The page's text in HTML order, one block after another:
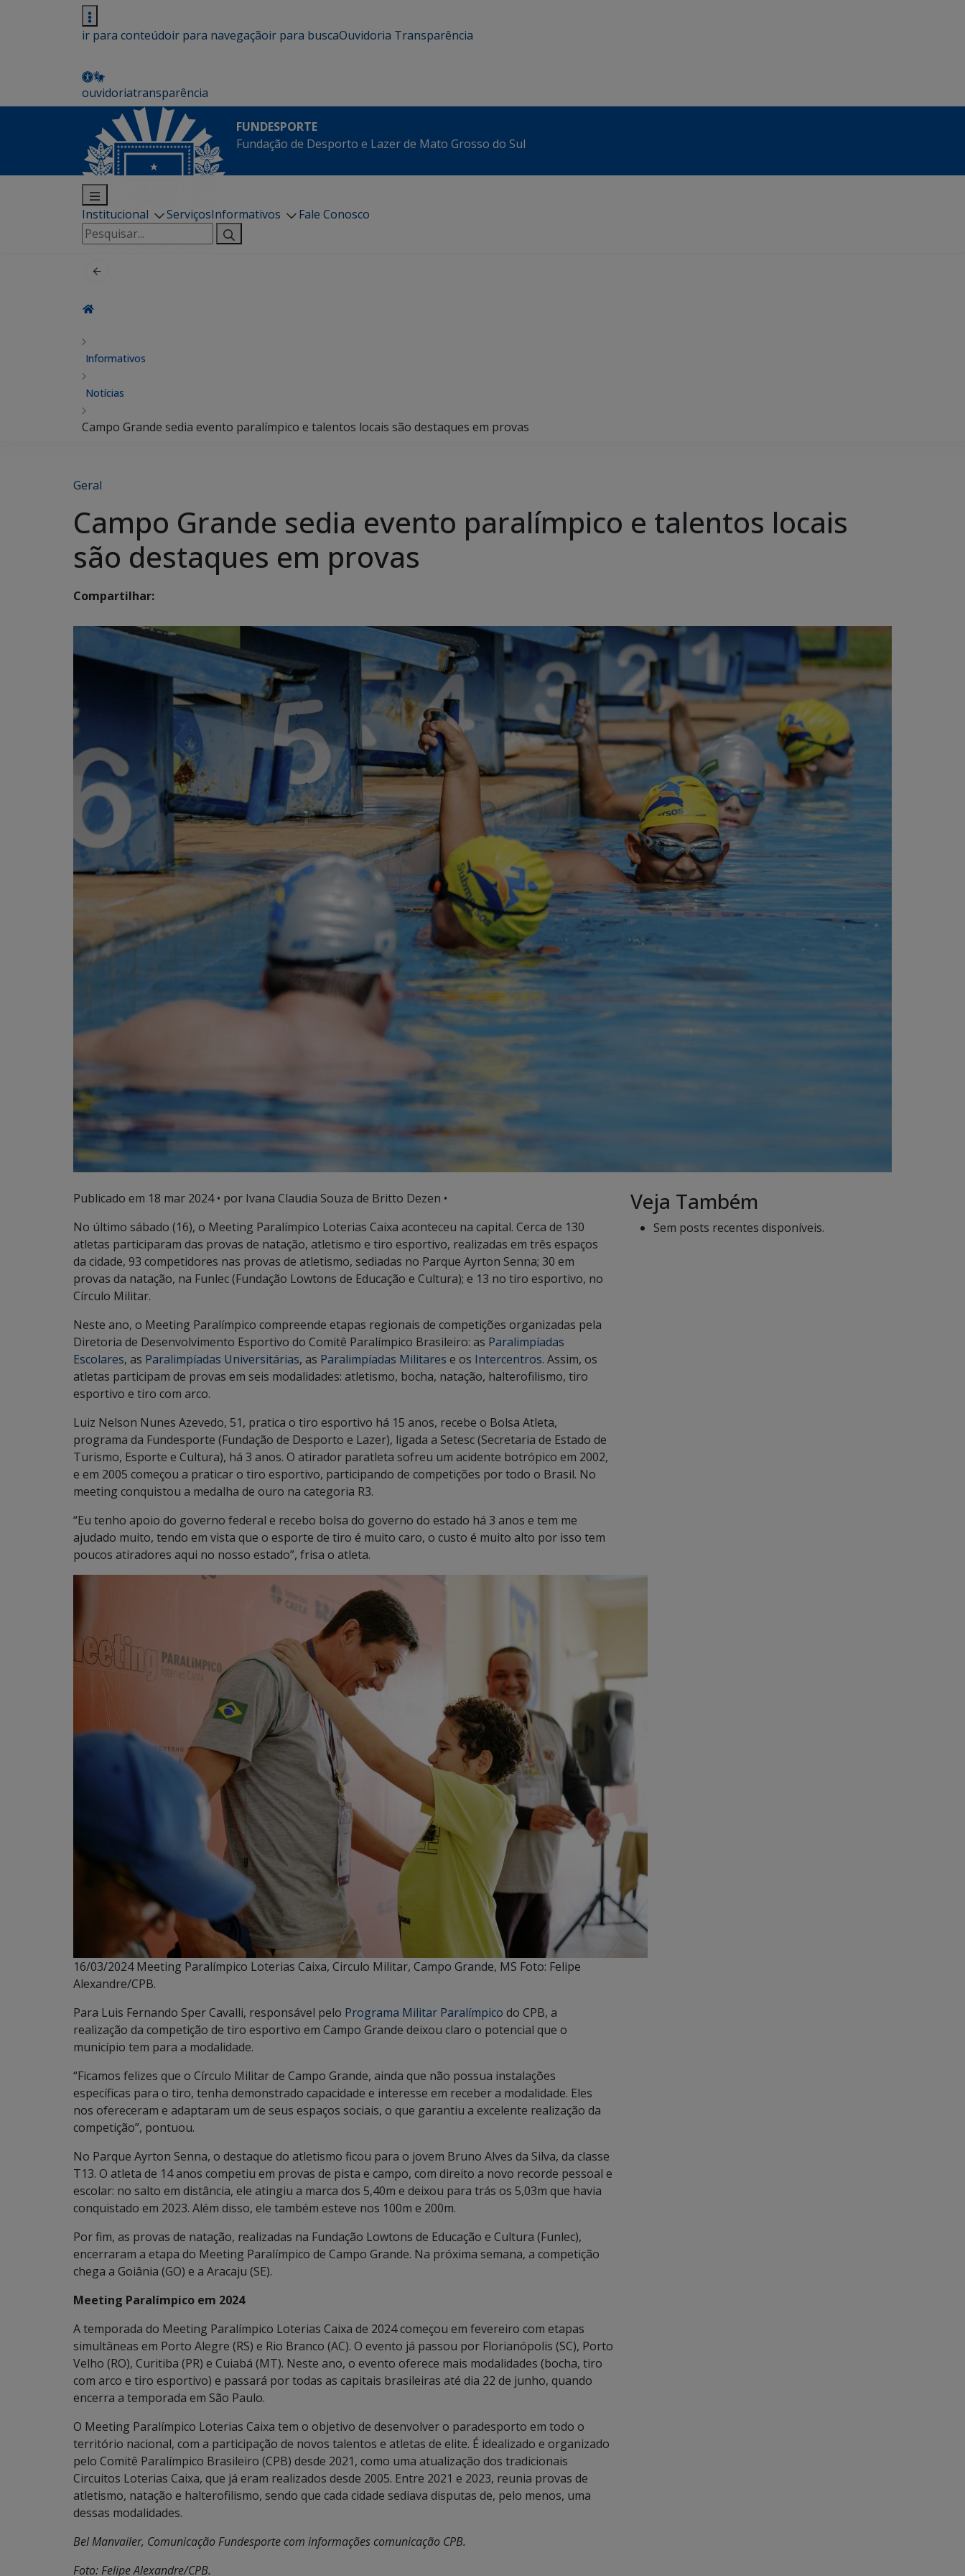
ir para conteúdoir para navegaçãoir para buscaOuvidoria Transparência
ouvidoriatransparência
FUNDESPORTE
Fundação de Desporto e Lazer de Mato Grosso do Sul
Institucional ServiçosInformativos
Fale Conosco
Pesquisar
por:
Informativos
Notícias
Campo Grande sedia evento paralímpico e talentos locais são destaques em provas
Geral
Campo Grande sedia evento paralímpico e talentos locais
são destaques em provas
Compartilhar:
Publicado em 18 mar 2024• por Ivana Claudia Souza de Britto Dezen •
No último sábado (16), o Meeting Paralímpico Loterias Caixa aconteceu na capital. Cerca de 130
atletas participaram das provas de natação, atletismo e tiro esportivo, realizadas em três espaços
da cidade, 93 competidores nas provas de atletismo, sediadas no Parque Ayrton Senna; 30 em
provas da natação, na Funlec (Fundação Lowtons de Educação e Cultura); e 13 no tiro esportivo, no
Círculo Militar.
Neste ano, o Meeting Paralímpico compreende etapas regionais de competições organizadas pela
Diretoria de Desenvolvimento Esportivo do Comitê Paralímpico Brasileiro: as Paralimpíadas
Escolares, as Paralimpíadas Universitárias, as Paralimpíadas Militares e os Intercentros. Assim, os
atletas participam de provas em seis modalidades: atletismo, bocha, natação, halterofilismo, tiro
esportivo e tiro com arco.
Luiz Nelson Nunes Azevedo, 51, pratica o tiro esportivo há 15 anos, recebe o Bolsa Atleta,
programa da Fundesporte (Fundação de Desporto e Lazer), ligada a Setesc (Secretaria de Estado de
Turismo, Esporte e Cultura), há 3 anos. O atirador paratleta sofreu um acidente botrópico em 2002,
e em 2005 começou a praticar o tiro esportivo, participando de competições por todo o Brasil. No
meeting conquistou a medalha de ouro na categoria R3.
“Eu tenho apoio do governo federal e recebo bolsa do governo do estado há 3 anos e tem me
ajudado muito, tendo em vista que o esporte de tiro é muito caro, o custo é muito alto por isso tem
poucos atiradores aqui no nosso estado”, frisa o atleta.
16/03/2024 Meeting Paralímpico Loterias Caixa, Circulo Militar, Campo Grande, MS Foto: Felipe
Alexandre/CPB.
Para Luis Fernando Sper Cavalli, responsável pelo Programa Militar Paralímpico do CPB, a
realização da competição de tiro esportivo em Campo Grande deixou claro o potencial que o
município tem para a modalidade.
“Ficamos felizes que o Círculo Militar de Campo Grande, ainda que não possua instalações
específicas para o tiro, tenha demonstrado capacidade e interesse em receber a modalidade. Eles
nos ofereceram e adaptaram um de seus espaços sociais, o que garantiu a excelente realização da
competição”, pontuou.
No Parque Ayrton Senna, o destaque do atletismo ficou para o jovem Bruno Alves da Silva, da classe
T13. O atleta de 14 anos competiu em provas de pista e campo, com direito a novo recorde pessoal e
escolar: no salto em distância, ele atingiu a marca dos 5,40m e deixou para trás os 5,03m que havia
conquistado em 2023. Além disso, ele também esteve nos 100m e 200m.
Por fim, as provas de natação, realizadas na Fundação Lowtons de Educação e Cultura (Funlec),
encerraram a etapa do Meeting Paralímpico de Campo Grande. Na próxima semana, a competição
chega a Goiânia (GO) e a Aracaju (SE).
Meeting Paralímpico em 2024
A temporada do Meeting Paralímpico Loterias Caixa de 2024 começou em fevereiro com etapas
simultâneas em Porto Alegre (RS) e Rio Branco (AC). O evento já passou por Florianópolis (SC), Porto
Velho (RO), Curitiba (PR) e Cuiabá (MT). Neste ano, o evento oferece mais modalidades (bocha, tiro
com arco e tiro esportivo) e passará por todas as capitais brasileiras até dia 22 de junho, quando
encerra a temporada em São Paulo.
O Meeting Paralímpico Loterias Caixa tem o objetivo de desenvolver o paradesporto em todo o
território nacional, com a participação de novos talentos e atletas de elite. É idealizado e organizado
pelo Comitê Paralímpico Brasileiro (CPB) desde 2021, como uma atualização dos tradicionais
Circuitos Loterias Caixa, que já eram realizados desde 2005. Entre 2021 e 2023, reunia provas de
atletismo, natação e halterofilismo, sendo que cada cidade sediava disputas de, pelo menos, uma
dessas modalidades.
Bel Manvailer, Comunicação Fundesporte com informações comunicação CPB.
Foto: Felipe Alexandre/CPB.
Veja Também
Sem posts recentes disponíveis.